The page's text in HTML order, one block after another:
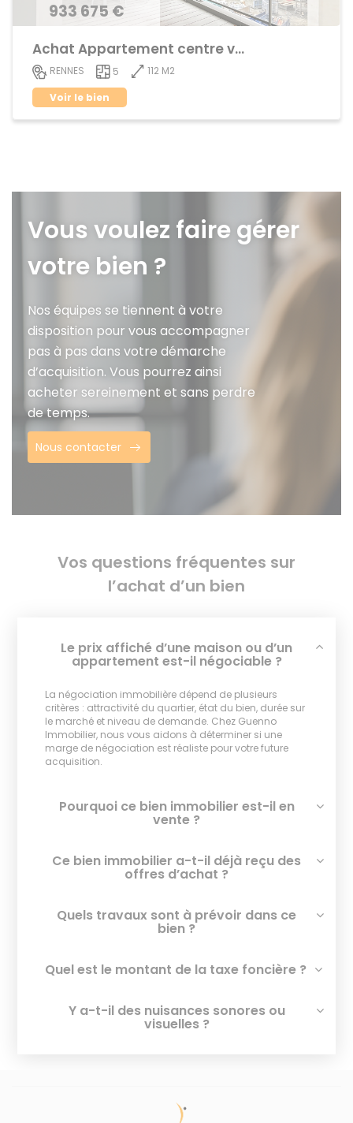
933 675 €
Achat Appartement centre ville
RENNES 5
112 M2
Voir le bien
Vous voulez faire gérer
votre bien ?
Nos équipes se tiennent à votre
disposition pour vous accompagner
pas à pas dans votre démarche
d’acquisition. Vous pourrez ainsi
acheter sereinement et sans perdre
de temps.
Nous contacter
Vos questions fréquentes sur
l’achat d’un bien
Le prix affiché d’une maison ou d’un
appartement est-il négociable ?
La négociation immobilière dépend de plusieurs
critères : attractivité du quartier, état du bien, durée sur
le marché et niveau de demande. Chez Guenno
Immobilier, nous vous aidons à déterminer si une
marge de négociation est réaliste pour votre future
acquisition.
Pourquoi ce bien immobilier est-il en
vente ?
Ce bien immobilier a-t-il déjà reçu des
offres d’achat ?
Quels travaux sont à prévoir dans ce
bien ?
Quel est le montant de la taxe foncière ?
Y a-t-il des nuisances sonores ou
visuelles ?